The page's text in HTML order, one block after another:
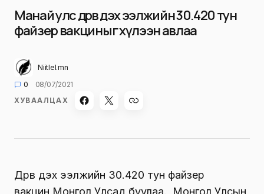
Манай улс дөрөв дэх ээлжийн 30.420 тун
файзер вакциныг хүлээн авлаа
Niitlel.mn
0
08/07/2021
ХУВААЛЦАХ
Дөрөв дэх ээлжийн 30.420 тун файзер
вакцин Монгол Улсад буулаа. Монгол Улсын